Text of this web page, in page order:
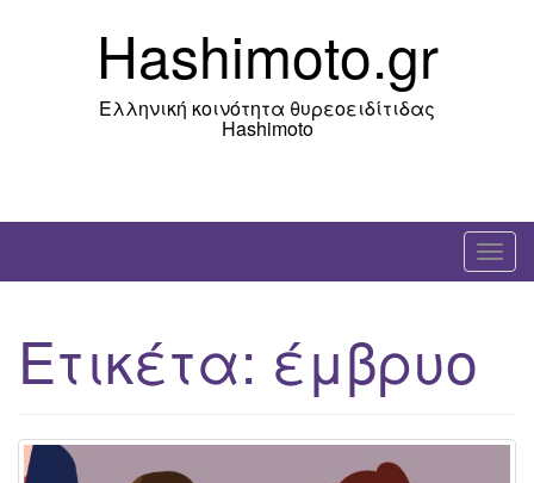
Hashimoto.gr
Ελληνική κοινότητα θυρεοειδίτιδας
Hashimoto
T
o
n
Ετικέτα: έμβρυο